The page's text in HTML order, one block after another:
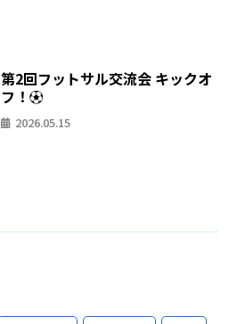
第2回フットサル交流会 キックオ
フ！⚽
2026.05.15